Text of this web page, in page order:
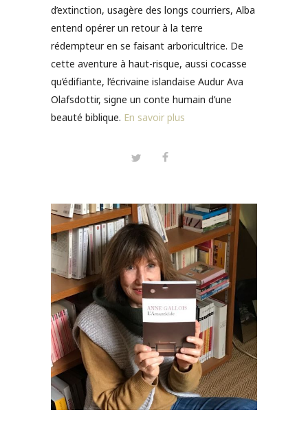
d’extinction, usagère des longs courriers, Alba
entend opérer un retour à la terre
rédempteur en se faisant arboricultrice. De
cette aventure à haut-risque, aussi cocasse
qu’édifiante, l’écrivaine islandaise Audur Ava
Olafsdottir, signe un conte humain d’une
beauté biblique. En savoir plus